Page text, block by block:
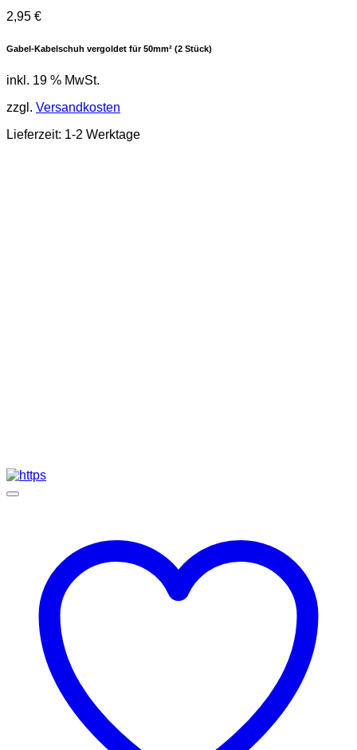
2,95 €
Gabel-Kabelschuh vergoldet für 50mm² (2 Stück)
inkl. 19 % MwSt.
zzgl. Versandkosten
Lieferzeit: 1-2 Werktage